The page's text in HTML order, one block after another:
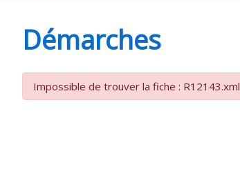
Démarches
Impossible de trouver la fiche : R12143.xml